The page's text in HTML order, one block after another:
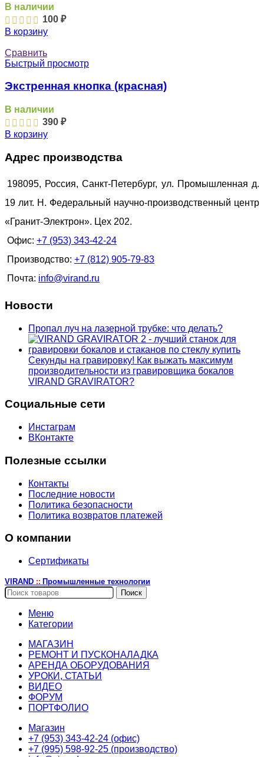
В наличии
100 ₽
В корзину
Сравнить
Быстрый просмотр
Экстренная кнопка (красная)
В наличии
390 ₽
В корзину
Адрес производства
198095, Россия, Санкт-Петербург, ул. Промышленная д.
19 лит. Н. Федеральный научно-производственный центр
«Гранит-Электрон». Цех 202.
Офис: +7 (953) 343-42-24
Производство: +7 (812) 905-79-83
Почта: info@virand.ru
Новости
Пропал луч на лазерной трубке: что делать?
Секунды на гравировку! Как выжать максимум
производительности из гравировщика бокалов
VIRAND GRAVIRATOR?
Социальные сети
Инстаграм
ВКонтакте
Полезные ссылки
Контакты
Последние новости
Политика безопасности
Политика возвратов платежей
О компании
Сертификаты
VIRAND :: Промышленные технологии
Поиск
Меню
Категории
МАГАЗИН
РЕМОНТ И ПУСКОНАЛАДКА
АРЕНДА ОБОРУДОВАНИЯ
УРОКИ, СТАТЬИ
ВИДЕО
ФОРУМ
ПОРТФОЛИО
Магазин
+7 (953) 343-42-24 (офис)
+7 (995) 598-92-25 (производство)